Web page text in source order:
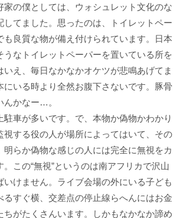
家の僕としては、ウォシュレット文化のな
してました。思ったのは、トイレットペー
も良質な物が備え付けられています。日本
うなトイレットペーパーを置いている所を
いえ、毎日なかなかオケツが悲鳴あげてま
にいる時より全然お腹下さないです。豚骨
んかなー…。
駐車が多いです。で、本物か偽物かわかり
視する役の人が場所によってはいて、その
明らか偽物な感じの人には完全に無視をカ
この“無視”というのは南アフリカで沢山
いけません。ライブ会場の外にいる子ども
るすぐ横、交差点の停止線らへんにはお金
ちがたくさんいます。しかもなかなか諦め